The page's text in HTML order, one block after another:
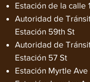
Estación de la calle
Autoridad de
Estación 59th St
Autoridad de
Estación 57 St
Estación Myrtle Ave